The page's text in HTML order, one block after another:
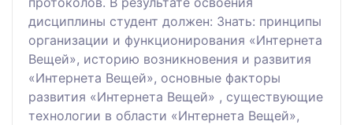
дисциплины студент должен: Знать: принципы
организации и функционирования «Интернета
Вещей», историю возникновения и развития
«Интернета Вещей», основные факторы
развития «Интернета Вещей» , существующие
технологии в области «Интернета Вещей»,